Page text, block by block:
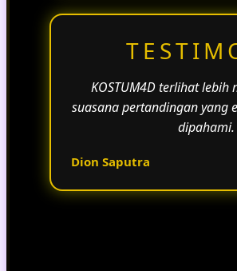
KOSTUM4D terlihat lebih
suasana pertandingan yang
dipahami.
Dion Saputra